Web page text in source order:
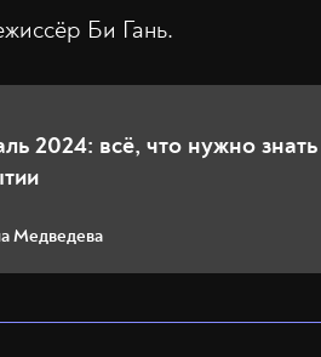
Би Гань.
2024: всё, что нужно
Медведева